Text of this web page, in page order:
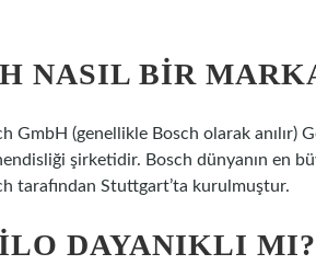
NASIL BIR
GmbH (genellikle Bosch olarak
şirketidir. Bosch dünyanın en
tarafından Stuttgart’ta kurulmuştur.
DAYANIKLI MI?